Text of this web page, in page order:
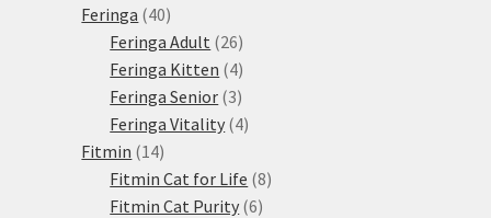
produkty
Feringa 4040
produktů
Feringa Adult 2626
produktů
Feringa Kitten 44
produkty
Feringa Senior 33
produkty
Feringa Vitality 44
Fitmin 1414
produktů
Fitmin Cat for Life 88
Fitmin Cat Purity 66